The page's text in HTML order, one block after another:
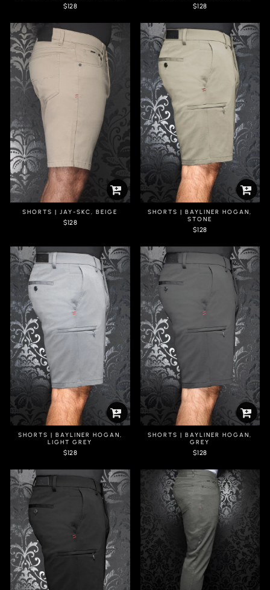
$128
$128
SHORTS | JAY-SKC, BEIGE
$128
SHORTS | BAYLINER HOGAN,
STONE
$128
SHORTS | BAYLINER HOGAN,
LIGHT GREY
$128
SHORTS | BAYLINER HOGAN,
GREY
$128